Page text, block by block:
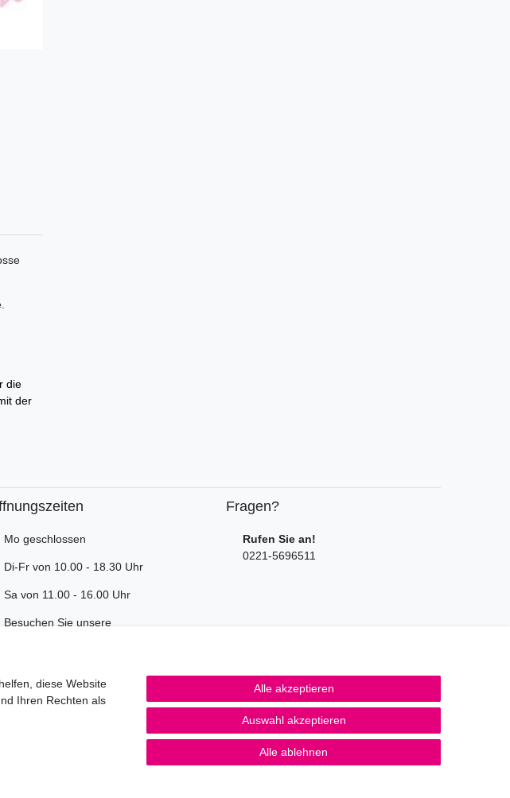
die
der
Mo geschlossen
Di-Fr von 10.00 - 18.30 Uhr
Sa von 11.00 - 16.00 Uhr
Besuchen Sie unsere
Fragen?
Rufen Sie an!
0221-5696511
diese Website
Ihren Rechten als
Alle akzeptieren
Auswahl akzeptieren
Alle ablehnen